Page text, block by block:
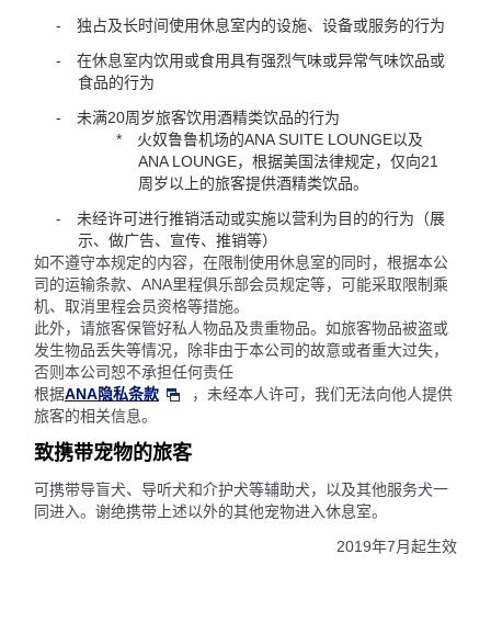
独占及长时间使用休息室内的设施、设备或服务的行为
在休息室内饮用或食用具有强烈气味或异常气味饮品或
食品的行为
未满20周岁旅客饮用酒精类饮品的行为
火奴鲁鲁机场的ANA SUITE LOUNGE以及
ANA LOUNGE，根据美国法律规定，仅向21
周岁以上的旅客提供酒精类饮品。
未经许可进行推销活动或实施以营利为目的的行为（展
示、做广告、宣传、推销等）
如不遵守本规定的内容，在限制使用休息室的同时，根据本公
司的运输条款、ANA里程俱乐部会员规定等，可能采取限制乘
机、取消里程会员资格等措施。
此外，请旅客保管好私人物品及贵重物品。如旅客物品被盗或
发生物品丢失等情况，除非由于本公司的故意或者重大过失，
否则本公司恕不承担任何责任
根据ANA隐私条款
，未经本人许可，我们无法向他人提供
旅客的相关信息。
致携带宠物的旅客
可携带导盲犬、导听犬和介护犬等辅助犬，以及其他服务犬一
同进入。谢绝携带上述以外的其他宠物进入休息室。
2019年7月起生效